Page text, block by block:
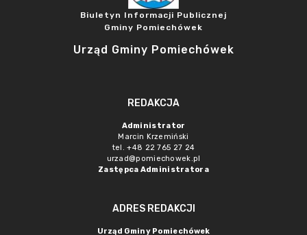
Biuletyn Informacji Publicznej
Gminy Pomiechówek
Urząd Gminy Pomiechówek
REDAKCJA
Administrator
Marcin Krzemiński
tel. +48 22 765 27 24
urzad@pomiechowek.pl
Zastępca Administratora
ADRES REDAKCJI
Urząd Gminy Pomiechówek